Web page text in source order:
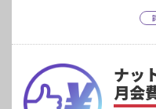
ナッ
月会